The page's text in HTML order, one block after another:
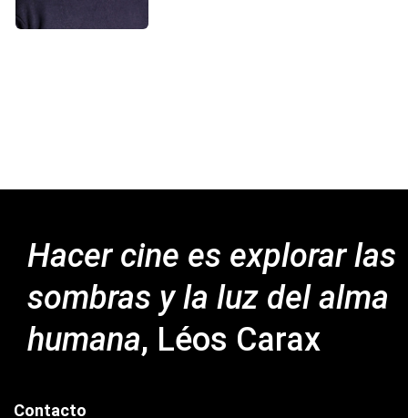
Hacer cine es explorar las
sombras y la luz delalma
humana, Léos Carax
Contacto